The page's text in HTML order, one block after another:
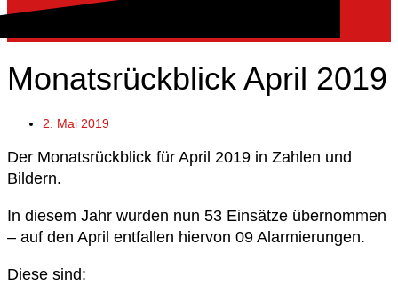
Monatsrückblick April 2019
2. Mai 2019
Der Monatsrückblick für April 2019 in Zahlen und
Bildern.
In diesem Jahr wurden nun 53 Einsätze übernommen
– auf den April entfallen hiervon 09 Alarmierungen.
Diese sind: